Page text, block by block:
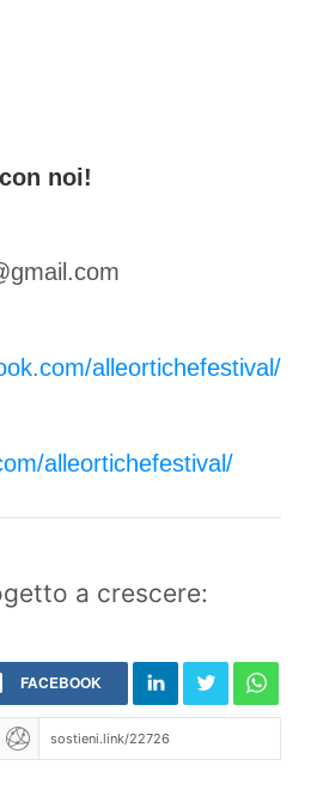
noi!
alleortichefestival/
alleortichefestival/
a crescere:
FACEBOOK